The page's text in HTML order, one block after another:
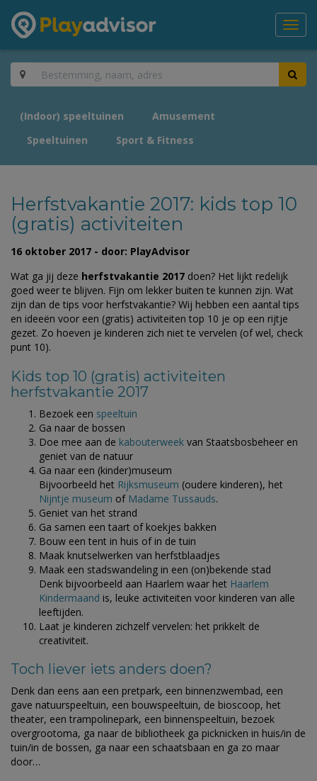
(Indoor) speeltuinen
Amusement
Speeltuinen
Sport & Fitness
Herfstvakantie 2017: kids top 10
(gratis) activiteiten
16 oktober 2017 - door: PlayAdvisor
Wat ga jij deze herfstvakantie 2017 doen? Het lijkt redelijk
goed weer te blijven. Fijn om lekker buiten te kunnen zijn. Wat
zijn dan de tips voor herfstvakantie? Wij hebben een aantal tips
en ideeën voor een (gratis) activiteiten top 10 je op een rijtje
gezet. Zo hoeven je kinderen zich niet te vervelen (of wel, check
punt 10).
Kids top 10 (gratis) activiteiten
herfstvakantie 2017
Bezoek een speeltuin
Ga naar de bossen
Doe mee aan de kabouterweek van Staatsbosbeheer en
geniet van de natuur
Ga naar een (kinder)museum
Bijvoorbeeld het Rijksmuseum (oudere kinderen), het
Nijntje museum of Madame Tussauds.
Geniet van het strand
Ga samen een taart of koekjes bakken
Bouw een tent in huis of in de tuin
Maak knutselwerken van herfstblaadjes
Maak een stadswandeling in een (on)bekende stad
Denk bijvoorbeeld aan Haarlem waar het Haarlem
Kindermaand is, leuke activiteiten voor kinderen van alle
leeftijden.
Laat je kinderen zichzelf vervelen: het prikkelt de
creativiteit.
Toch liever iets anders doen?
Denk dan eens aan een pretpark, een binnenzwembad, een
gave natuurspeeltuin, een bouwspeeltuin, de bioscoop, het
theater, een trampolinepark, een binnenspeeltuin, bezoek
overgrootoma, ga naar de bibliotheek ga picknicken in huis/in de
tuin/in de bossen, ga naar een schaatsbaan en ga zo maar
door…